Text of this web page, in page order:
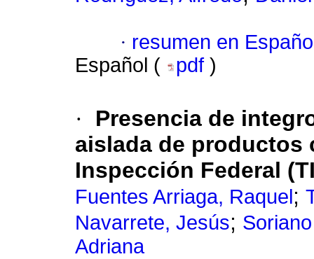
· resumen en
Español (
pdf )
·
Presencia de
aislada de productos
Inspección Federal
Fuentes Arriaga, Raquel ;
Navarrete, Jesús;
Adriana